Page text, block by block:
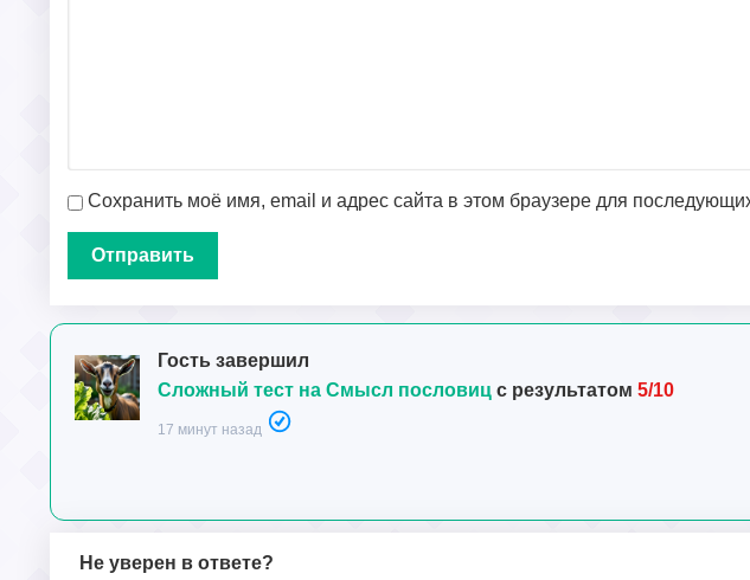
Сохранить моё имя, email и адрес сайта в этом браузере для
Гость завершил
Сложный тест на Смысл пословиц с результатом 5/10
17 минут назад
Не уверен в ответе?